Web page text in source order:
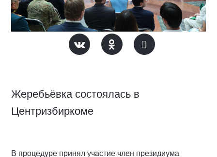
Жеребьёвка состоялась в
Центризбиркоме
В процедуре принял участие член президиума